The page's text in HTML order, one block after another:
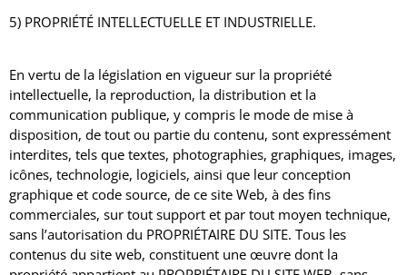
5) PROPRIÉTÉ INTELLECTUELLE ET INDUSTRIELLE.
En vertu de la législation en vigueur sur la propriété
intellectuelle, la reproduction, la distribution et la
communication publique, y compris le mode de mise à
disposition, de tout ou partie du contenu, sont expressément
interdites, tels que textes, photographies, graphiques, images,
icônes, technologie, logiciels, ainsi que leur conception
graphique et code source, de ce site Web, à des fins
commerciales, sur tout support et par tout moyen technique,
sans l’autorisation du PROPRIÉTAIRE DU SITE. Tous les
contenus du site web, constituent une œuvre dont la